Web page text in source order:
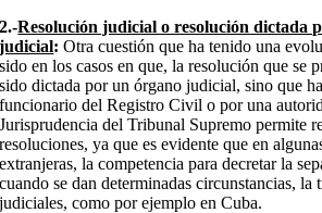
2.-Resolución judicial o resolución dictada
judicial: Otra cuestión que ha tenido una
sido en los casos en que, la resolución que se
sido dictada por un órgano judicial, sino que
funcionario del Registro Civil o por una
Jurisprudencia del Tribunal Supremo permite
resoluciones, ya que es evidente que en
extranjeras, la competencia para decretar la
cuando se dan determinadas circunstancias, la
judiciales, como por ejemplo en Cuba.